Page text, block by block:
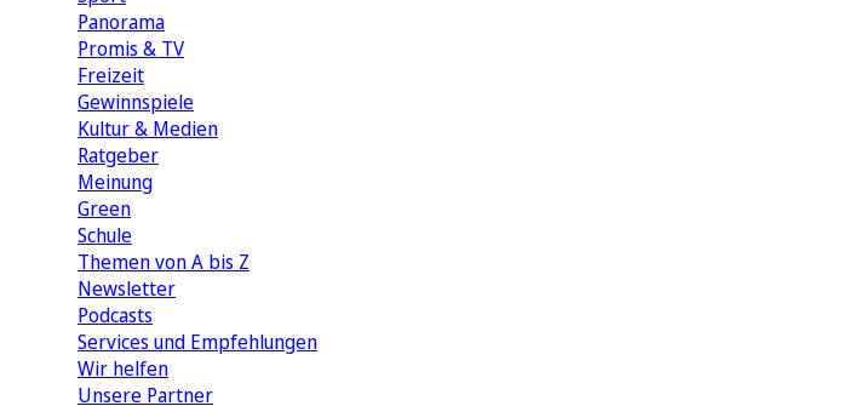
Panorama
Promis & TV
Freizeit
Gewinnspiele
Kultur & Medien
Ratgeber
Meinung
Green
Schule
Themen von A bis Z
Newsletter
Podcasts
Services und Empfehlungen
Wir helfen
Unsere Partner